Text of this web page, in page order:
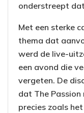
onderstreept
Met een sterke
thema dat
werd de live-
een avond die
vergeten. De
dat The
precies zoals